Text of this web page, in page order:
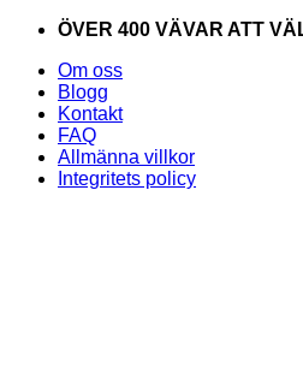
Skip
content
ÖVER 400 VÄVAR ATT
Om oss
Blogg
Kontakt
FAQ
Allmänna villkor
Integritets policy